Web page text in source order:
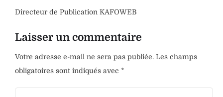
Directeur de Publication KAFOWEB
Laisser un commentaire
Votre adresse e-mail ne sera pas publiée. Les champs
obligatoires sont indiqués avec *